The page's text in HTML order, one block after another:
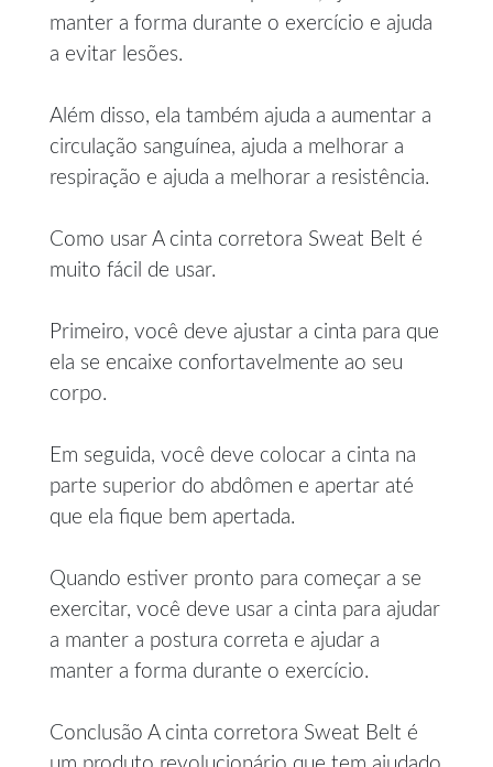
manter a forma durante o exercício e ajuda
a evitar lesões.
Além disso, ela também ajuda a aumentar a
circulação sanguínea, ajuda a melhorar a
respiração e ajuda a melhorar a resistência.
Como usar A cinta corretora Sweat Belt é
muito fácil de usar.
Primeiro, você deve ajustar a cinta para que
ela se encaixe confortavelmente ao seu
corpo.
Em seguida, você deve colocar a cinta na
parte superior do abdômen e apertar até
que ela fique bem apertada.
Quando estiver pronto para começar a se
exercitar, você deve usar a cinta para ajudar
a manter a postura correta e ajudar a
manter a forma durante o exercício.
Conclusão A cinta corretora Sweat Belt é